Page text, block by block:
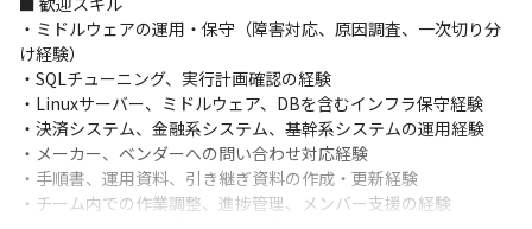
ができます
・高難易度の技術判断はメーカー・ベンダーと連携しながら進め
るため、単独で過度な責任を負う形ではなく、チームで安定運用
を支える体制です
・将来的には、運用保守チーム内での作業調整、メンバー支援、
リーダー・サブリーダーとしての役割も期待できます
・ミドルウェアの運用・保守（障害対応、原因調査、一次切り分
け経験）
・SQLチューニング、実行計画確認の経験
・Linuxサーバー、ミドルウェア、DBを含むインフラ保守経験
・決済システム、金融系システム、基幹系システムの運用経験
・メーカー、ベンダーへの問い合わせ対応経験
・手順書、運用資料、引き継ぎ資料の作成・更新経験
・チーム内での作業調整、進捗管理、メンバー支援の経験